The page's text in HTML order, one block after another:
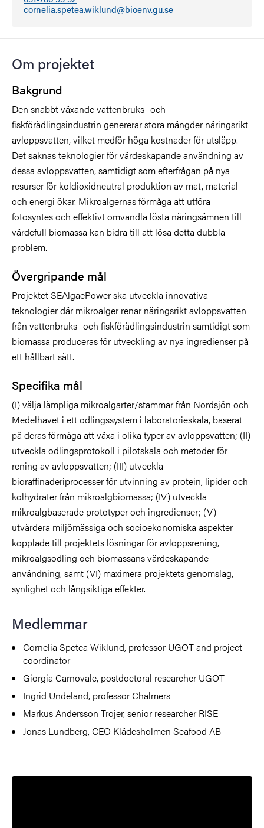
cornelia.spetea.wiklund@bioenv.gu.se
Om projektet
Bakgrund
Den snabbt växande vattenbruks- och
fiskförädlingsindustrin genererar stora mängder näringsrikt
avloppsvatten, vilket medför höga kostnader för utsläpp.
Det saknas teknologier för värdeskapande användning av
dessa avloppsvatten, samtidigt som efterfrågan på nya
resurser för koldioxidneutral produktion av mat, material
och energi ökar. Mikroalgernas förmåga att utföra
fotosyntes och effektivt omvandla lösta näringsämnen till
värdefull biomassa kan bidra till att lösa detta dubbla
problem.
Övergripande mål
Projektet SEAlgaePower ska utveckla innovativa
teknologier där mikroalger renar näringsrikt avloppsvatten
från vattenbruks- och fiskförädlingsindustrin samtidigt som
biomassa produceras för utveckling av nya ingredienser på
ett hållbart sätt.
Specifika mål
(I) välja lämpliga mikroalgarter/stammar från Nordsjön och
Medelhavet i ett odlingssystem i laboratorieskala, baserat
på deras förmåga att växa i olika typer av avloppsvatten; (II)
utveckla odlingsprotokoll i pilotskala och metoder för
rening av avloppsvatten; (III) utveckla
bioraffinaderiprocesser för utvinning av protein, lipider och
kolhydrater från mikroalgbiomassa; (IV) utveckla
mikroalgbaserade prototyper och ingredienser; (V)
utvärdera miljömässiga och socioekonomiska aspekter
kopplade till projektets lösningar för avloppsrening,
mikroalgsodling och biomassans värdeskapande
användning, samt (VI) maximera projektets genomslag,
synlighet och långsiktiga effekter.
Medlemmar
Cornelia Spetea Wiklund, professor UGOT and project
coordinator
Giorgia Carnovale, postdoctoral researcher UGOT
Ingrid Undeland, professor Chalmers
Markus Andersson Trojer, senior researcher RISE
Jonas Lundberg, CEO Klädesholmen Seafood AB